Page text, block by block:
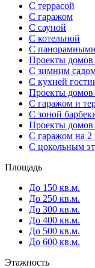
С террасой
С гаражом
С сауной
С котельной
С
Проекты домов
С зимним
С кухней
Проекты домов
С гаражом и
С зоной
Проекты домов
С гаражом на
С цокольным
Площадь
До 150 кв.м.
До 250 кв.м.
До 300 кв.м.
До 400 кв.м.
До 500 кв.м.
До 600 кв.м.
Этажность